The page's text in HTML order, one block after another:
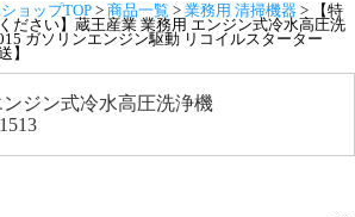
ョップTOP > 商品一覧 > 業務用 清掃機器 > 【特
ださい】蔵王産業 業務用 エンジン式冷水高圧洗
ガソリンエンジン駆動 リコイルスターター
】
ジン式冷水高圧洗浄機